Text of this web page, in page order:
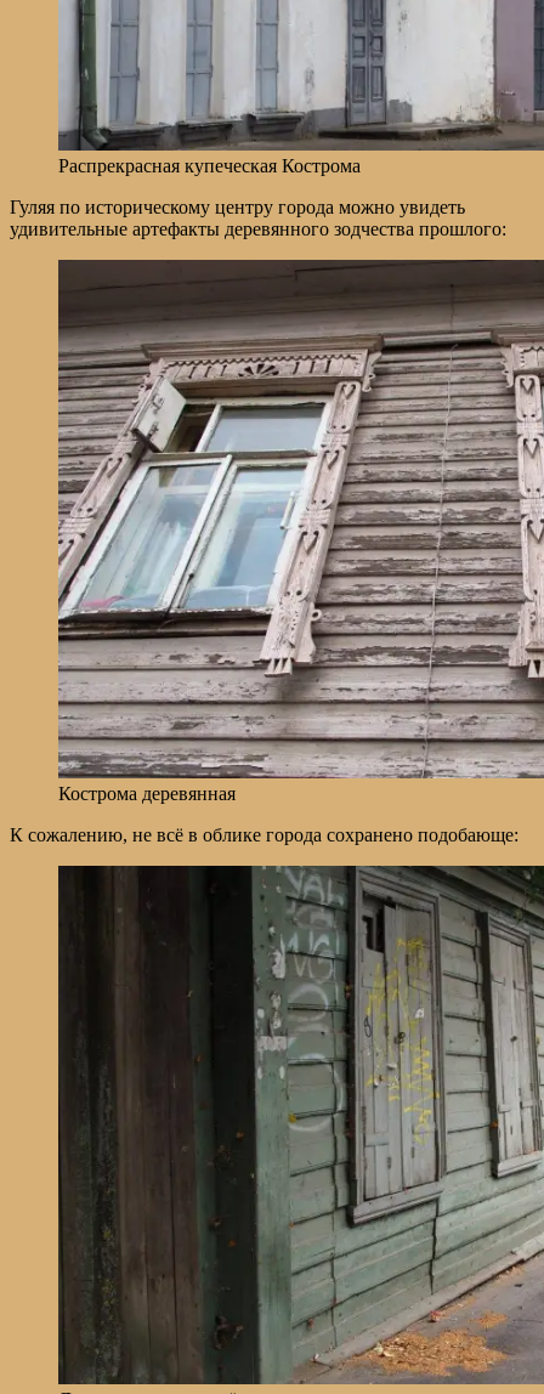
Распрекрасная купеческая Кострома
Гуляя по историческому центру города можно увидеть
удивительные артефакты деревянного зодчества прошлого:
Кострома деревянная
К сожалению, не всё в облике города сохранено подобающе: